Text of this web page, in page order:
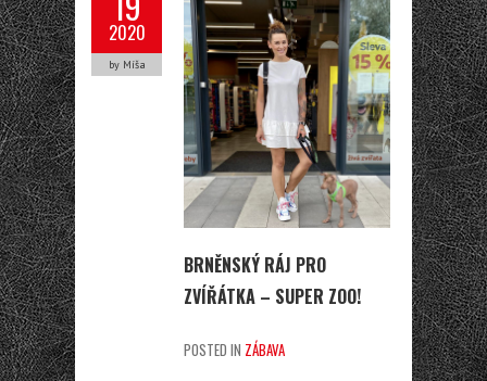
2020
by Míša
BRNĚNSKÝ RÁJ PRO
ZVÍŘÁTKA – SUPER ZOO!
POSTED IN ZÁBAVA